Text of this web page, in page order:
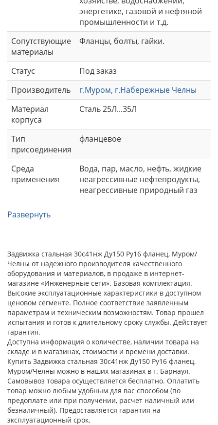
энергетике, газовой и нефтяной
промышленности и т.д.
Сопутствующие
материалы
Фланцы, болты, гайки.
Статус
Под заказ
Производитель
г.Муром, г.Набережные Челны
Материал
корпуса
Сталь 25Л...35Л
Тип
присоединения
фланцевое
Среда
применения
Вода, пар, масло, нефть, жидкие
неагрессивные нефтепродукты,
неагрессивные природный газ
Развернуть
Задвижка стальная 30с41нж Ду150 Ру16 фланец, Муром/
Челны от надежного производителя качественного
оборудования и материалов, в продаже в интернет-
магазине «Инженерные сети». Базовая комплектация.
Высокие эксплуатационные характеристики в доступном
ценовом сегменте. Полное соответствие заявленным
параметрам и техническим возможностям. Товар прошел
испытания и готов к длительному сроку службы. Действует
гарантия.
Доступна информация о количестве, наличии товара на
складе и в магазинах, стоимости и времени доставки.
Купить Задвижка стальная 30с41нж Ду150 Ру16 фланец,
Муром/Челны можно в наших магазинах в г. Барнаул.
Самовывоз товара осуществляется бесплатно. Оплатить
товар можно любым удобным для вас способом (по
предоплате или при получении, расчет наличный или
безналичный). Предоставляется гарантия на
эксплуатационный срок.